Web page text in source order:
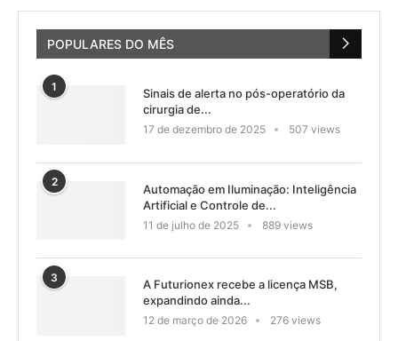
POPULARES DO MÊS
1
Sinais de alerta no pós-operatório da
cirurgia de...
17 de dezembro de 2025 507 views
2
Automação em Iluminação: Inteligência
Artificial e Controle de...
11 de julho de 2025 889 views
3
A Futurionex recebe a licença MSB,
expandindo ainda...
12 de março de 2026 276 views